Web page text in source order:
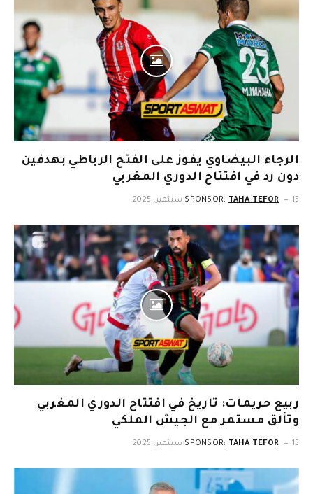
الرجاء البيضاوي يفوز على الفتح الرباطي بهدفين
دون رد في افتتاح الدوري المغربي
SPONSOR: TAHA TEFOR 15 سبتمبر، 2025
ربيع حريمات: تاريخ في افتتاح الدوري المغربي
وتألق مستمر مع الجيش الملكي
SPONSOR: TAHA TEFOR 15 سبتمبر، 2025